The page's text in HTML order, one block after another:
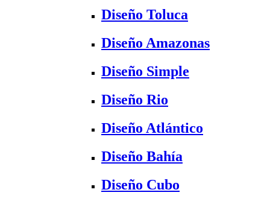
Diseño Toluca
Diseño Amazonas
Diseño Simple
Diseño Rio
Diseño Atlántico
Diseño Bahía
Diseño Cubo